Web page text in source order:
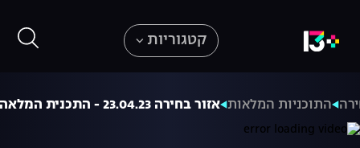
קטגוריות
התוכניות המלאות אזור בחירה 23.04.23 - התכנית המלאה